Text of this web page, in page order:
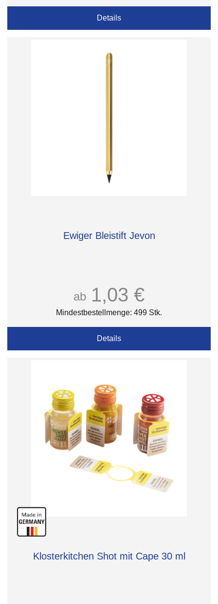
Details
Ewiger Bleistift Jevon
ab 1,03 €
Mindestbestellmenge: 499 Stk.
Details
Klosterkitchen Shot mit Cape 30 ml